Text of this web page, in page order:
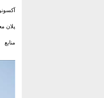
پلان
منابع